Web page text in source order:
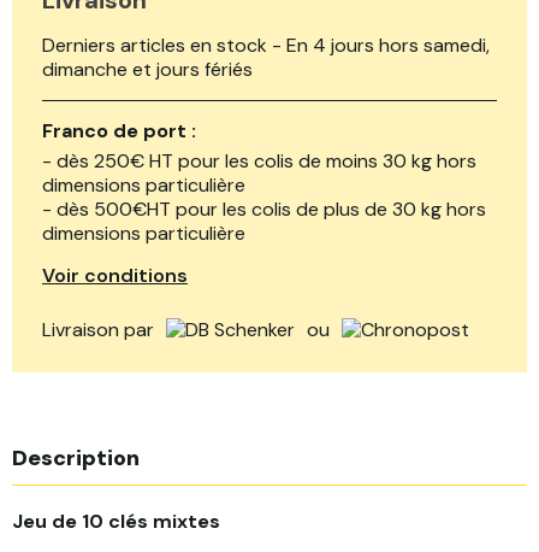
Derniers articles en stock - En 4 jours hors samedi,
dimanche et jours fériés
Franco de port :
- dès 250€ HT pour les colis de moins 30 kg hors
dimensions particulière
- dès 500€HT pour les colis de plus de 30 kg hors
dimensions particulière
Voir conditions
Livraison par ou
Description
Jeu de 10 clés mixtes